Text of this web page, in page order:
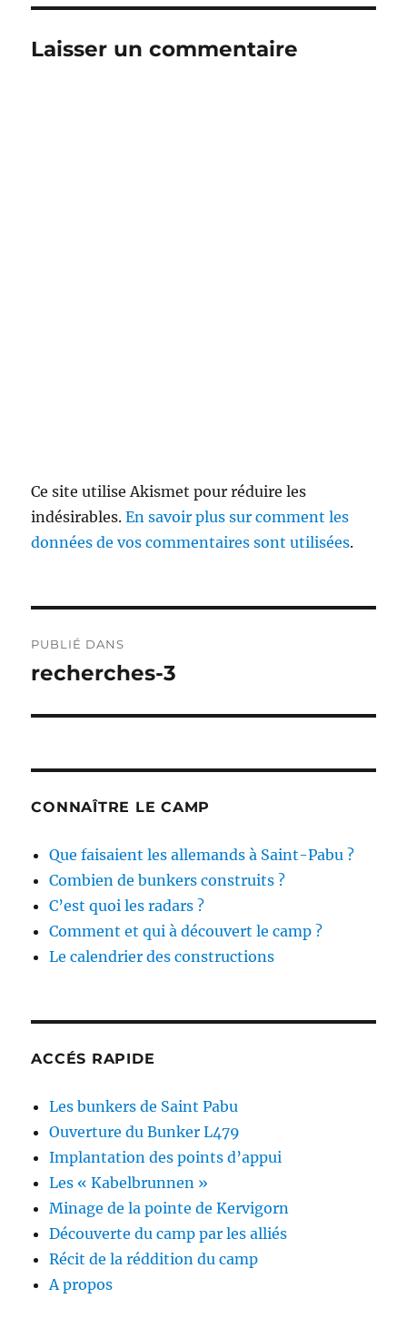
Laisser un commentaire
Ce site utilise Akismet pour réduire les
indésirables.En savoir plus sur comment les
données de vos commentaires sont utilisées.
de
PUBLIÉ DANS
recherches-3
CONNAÎTRE LE CAMP
Que faisaient les allemands à Saint-Pabu ?
Combien de bunkers construits ?
C’est quoi les radars ?
Comment et qui à découvert le camp ?
Le calendrier des constructions
ACCÉS RAPIDE
Les bunkers de Saint Pabu
Ouverture du Bunker L479
Implantation des points d’appui
Les « Kabelbrunnen »
Minage de la pointe de Kervigorn
Découverte du camp par les alliés
Récit de la réddition du camp
A propos